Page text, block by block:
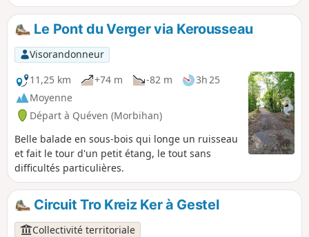
Le Pont du Verger via Kerousseau
Visorandonneur
11,25 km
+74 m -82 m
3h 25
Moyenne
Départ à Quéven (Morbihan)
Belle balade en sous-bois qui longe un ruisseau
et fait le tour d'un petit étang, le tout sans
difficultés particulières.
Circuit Tro Kreiz Ker à Gestel
Collectivité territoriale